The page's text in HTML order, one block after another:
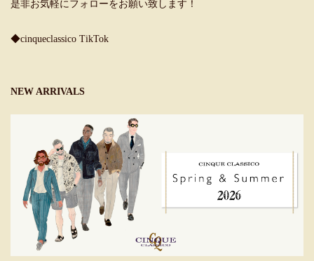
是非お気軽にフォローをお願い致します！
◆cinqueclassico TikTok
NEW ARRIVALS